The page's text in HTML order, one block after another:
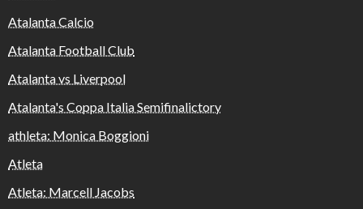
Atalanta Calcio
Atalanta Football Club
Atalanta vs Liverpool
Atalanta's Coppa Italia Semifinalictory
athleta: Monica Boggioni
Atleta
Atleta: Marcell Jacobs